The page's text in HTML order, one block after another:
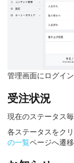
管理画面にログイ
受注状況
現在のステータス
各ステータスをク
の一覧ページへ遷移